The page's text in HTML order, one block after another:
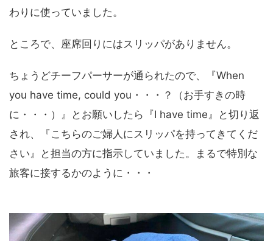
わりに使っていました。
ところで、座席回りにはスリッパがありません。
ちょうどチーフパーサーが通られたので、『When
you have time, could you・・・？（お手すきの時
に・・・）』とお願いしたら『I have time』と切り返
され、『こちらのご婦人にスリッパを持ってきてくだ
さい』と担当の方に指示していました。まるで特別な
旅客に接するかのように・・・